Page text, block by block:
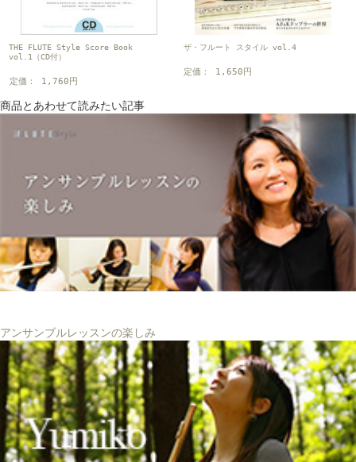
THE FLUTE Style Score Book
vol.1（CD付）
定価： 1,760円
ザ・フルート スタイル vol.4
定価： 1,650円
商品とあわせて読みたい記事
アンサンブルレッスンの楽しみ